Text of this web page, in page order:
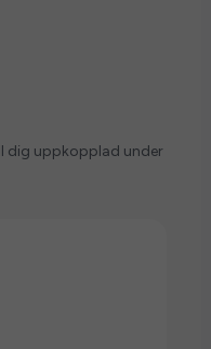
dig uppkopplad under